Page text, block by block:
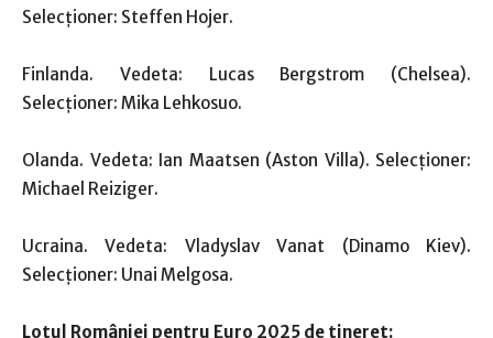
Selecţioner: Steffen Hojer.
Finlanda. Vedeta: Lucas Bergstrom (Chelsea).
Selecţioner: Mika Lehkosuo.
Olanda. Vedeta: Ian Maatsen (Aston Villa). Selecţioner:
Michael Reiziger.
Ucraina. Vedeta: Vladyslav Vanat (Dinamo Kiev).
Selecţioner: Unai Melgosa.
Lotul României pentru Euro 2025 de tineret: